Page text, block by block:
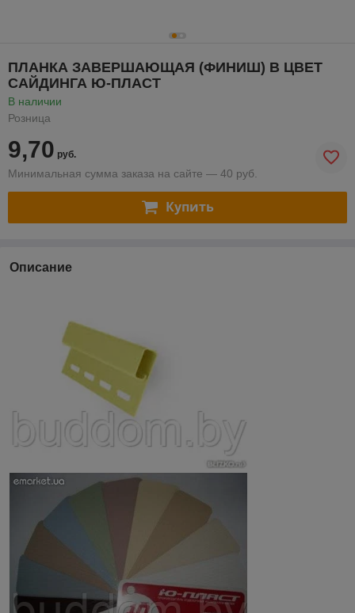
ПЛАНКА ЗАВЕРШАЮЩАЯ (ФИНИШ) В ЦВЕТ
САЙДИНГА Ю-ПЛАСТ
В наличии
Розница
9,70 руб.
Минимальная сумма заказа на сайте — 40 руб.
Купить
Описание